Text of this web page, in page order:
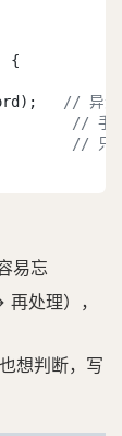
{
// 异步
// 手
// 只
易忘
处理），
想判断，写